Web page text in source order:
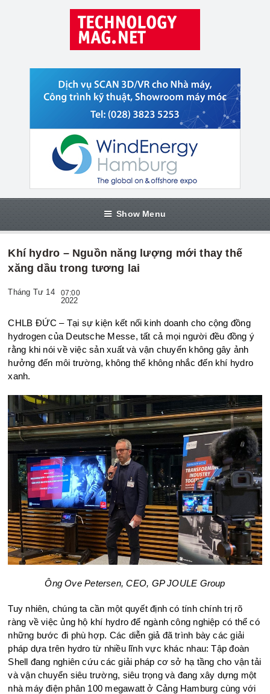
Show Menu
Khí hydro – Nguồn năng lượng mới thay thế
xăng dầu trong tương lai
Tháng Tư 14 07:00
2022
CHLB ĐỨC – Tại sự kiện kết nối kinh doanh cho cộng đồng
hydrogen của Deutsche Messe, tất cả mọi người đều đồng ý
rằng khi nói về việc sản xuất và vận chuyển không gây ảnh
hưởng đến môi trường, không thể không nhắc đến khí hydro
xanh.
Ông Ove Petersen, CEO, GP JOULE Group
Tuy nhiên, chúng ta cần một quyết định có tính chính trị rõ
ràng về việc ủng hộ khí hydro để ngành công nghiệp có thể có
những bước đi phù hợp. Các diễn giả đã trình bày các giải
pháp dựa trên hydro từ nhiều lĩnh vực khác nhau: Tập đoàn
Shell đang nghiên cứu các giải pháp cơ sở hạ tầng cho vận tải
và vận chuyển siêu trường, siêu trọng và đang xây dựng một
nhà máy điện phân 100 megawatt ở Cảng Hamburg cùng với